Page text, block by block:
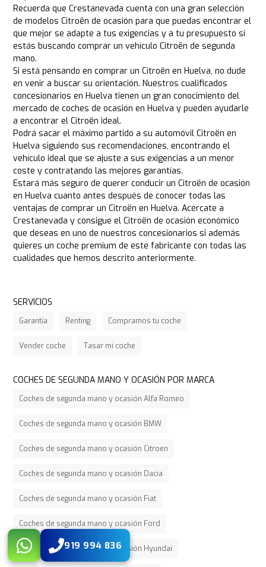
Recuerda que Crestanevada cuenta con una gran selección
de modelos Citroën de ocasión para que puedas encontrar el
que mejor se adapte a tus exigencias y a tu presupuesto si
estás buscando comprar un vehículo Citroën de segunda
mano.
Si está pensando en comprar un Citroën en Huelva, no dude
en venir a buscar su orientación. Nuestros cualificados
concesionarios en Huelva tienen un gran conocimiento del
mercado de coches de ocasión en Huelva y pueden ayudarle
a encontrar el Citroën ideal.
Podrá sacar el máximo partido a su automóvil Citroën en
Huelva siguiendo sus recomendaciones, encontrando el
vehículo ideal que se ajuste a sus exigencias a un menor
coste y contratando las mejores garantías.
Estará más seguro de querer conducir un Citroën de ocasión
en Huelva cuanto antes después de conocer todas las
ventajas de comprar un Citroën en Huelva. Acércate a
Crestanevada y consigue el Citroën de ocasión económico
que deseas en uno de nuestros concesionarios si además
quieres un coche premium de este fabricante con todas las
cualidades que hemos descrito anteriormente.
919 994 836
SERVICIOS
Garantía Renting Compramos tu coche
Vender coche Tasar mi coche
COCHES DE SEGUNDA MANO Y OCASIÓN POR MARCA
Coches de segunda mano y ocasión Alfa Romeo
Coches de segunda mano y ocasión BMW
Coches de segunda mano y ocasión Citroen
Coches de segunda mano y ocasión Dacia
Coches de segunda mano y ocasión Fiat
Coches de segunda mano y ocasión Ford
Coches de segunda mano y ocasión Hyundai